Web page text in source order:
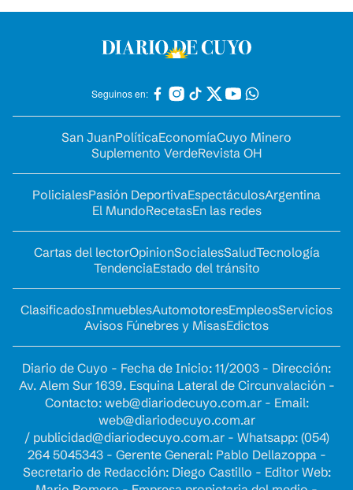
Seguinos en:
San JuanPolíticaEconomíaCuyo Minero
Suplemento VerdeRevista OH
PolicialesPasión DeportivaEspectáculosArgentina
El MundoRecetasEn las redes
Cartas del lectorOpinionSocialesSaludTecnología
TendenciaEstado del tránsito
ClasificadosInmueblesAutomotoresEmpleosServicios
Avisos Fúnebres y MisasEdictos
Diario de Cuyo - Fecha de Inicio: 11/2003 - Dirección:
Av. Alem Sur 1639. Esquina Lateral de Circunvalación -
Contacto: web@diariodecuyo.com.ar- Email:
web@diariodecuyo.com.ar
/ publicidad@diariodecuyo.com.ar- Whatsapp: (054)
264 5045343 - Gerente General: Pablo Dellazoppa -
Secretario de Redacción: Diego Castillo - Editor Web: